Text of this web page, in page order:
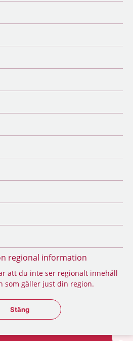
regional information
att du inte ser regionalt innehåll
som gäller just din region.
Stäng regionsväljaren
Stäng